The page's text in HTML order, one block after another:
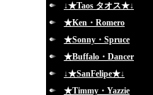
↓★Taos タオス★↓
★Ken・Romero
★Sonny・Spruce
★Buffalo・Dancer
↓★SanFelipe★↓
★Timmy・Yazzie